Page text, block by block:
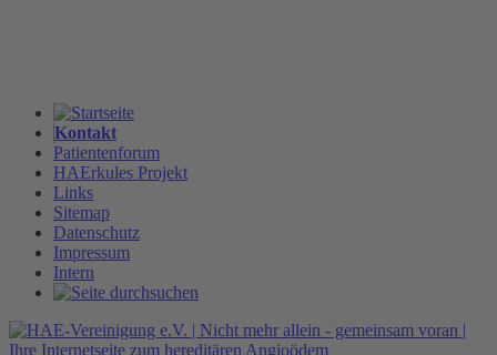
Kontakt
Patientenforum
HAErkules Projekt
Links
Sitemap
Datenschutz
Impressum
Intern